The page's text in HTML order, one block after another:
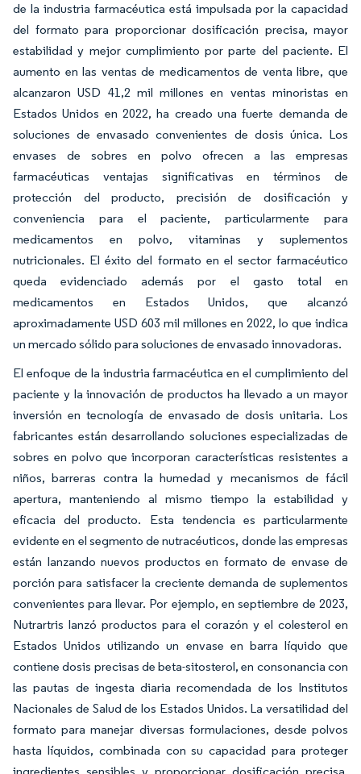
de la industria farmacéutica está impulsada por la capacidad
del formato para proporcionar dosificación precisa, mayor
estabilidad y mejor cumplimiento por parte del paciente. El
aumento en las ventas de medicamentos de venta libre, que
alcanzaron USD 41,2 mil millones en ventas minoristas en
Estados Unidos en 2022, ha creado una fuerte demanda de
soluciones de envasado convenientes de dosis única. Los
envases de sobres en polvo ofrecen a las empresas
farmacéuticas ventajas significativas en términos de
protección del producto, precisión de dosificación y
conveniencia para el paciente, particularmente para
medicamentos en polvo, vitaminas y suplementos
nutricionales. El éxito del formato en el sector farmacéutico
queda evidenciado además por el gasto total en
medicamentos en Estados Unidos, que alcanzó
aproximadamente USD 603 mil millones en 2022, lo que indica
un mercado sólido para soluciones de envasado innovadoras.
El enfoque de la industria farmacéutica en el cumplimiento del
paciente y la innovación de productos ha llevado a un mayor
inversión en tecnología de envasado de dosis unitaria. Los
fabricantes están desarrollando soluciones especializadas de
sobres en polvo que incorporan características resistentes a
niños, barreras contra la humedad y mecanismos de fácil
apertura, manteniendo al mismo tiempo la estabilidad y
eficacia del producto. Esta tendencia es particularmente
evidente en el segmento de nutracéuticos, donde las empresas
están lanzando nuevos productos en formato de envase de
porción para satisfacer la creciente demanda de suplementos
convenientes para llevar. Por ejemplo, en septiembre de 2023,
Nutrartris lanzó productos para el corazón y el colesterol en
Estados Unidos utilizando un envase en barra líquido que
contiene dosis precisas de beta-sitosterol, en consonancia con
las pautas de ingesta diaria recomendada de los Institutos
Nacionales de Salud de los Estados Unidos. La versatilidad del
formato para manejar diversas formulaciones, desde polvos
hasta líquidos, combinada con su capacidad para proteger